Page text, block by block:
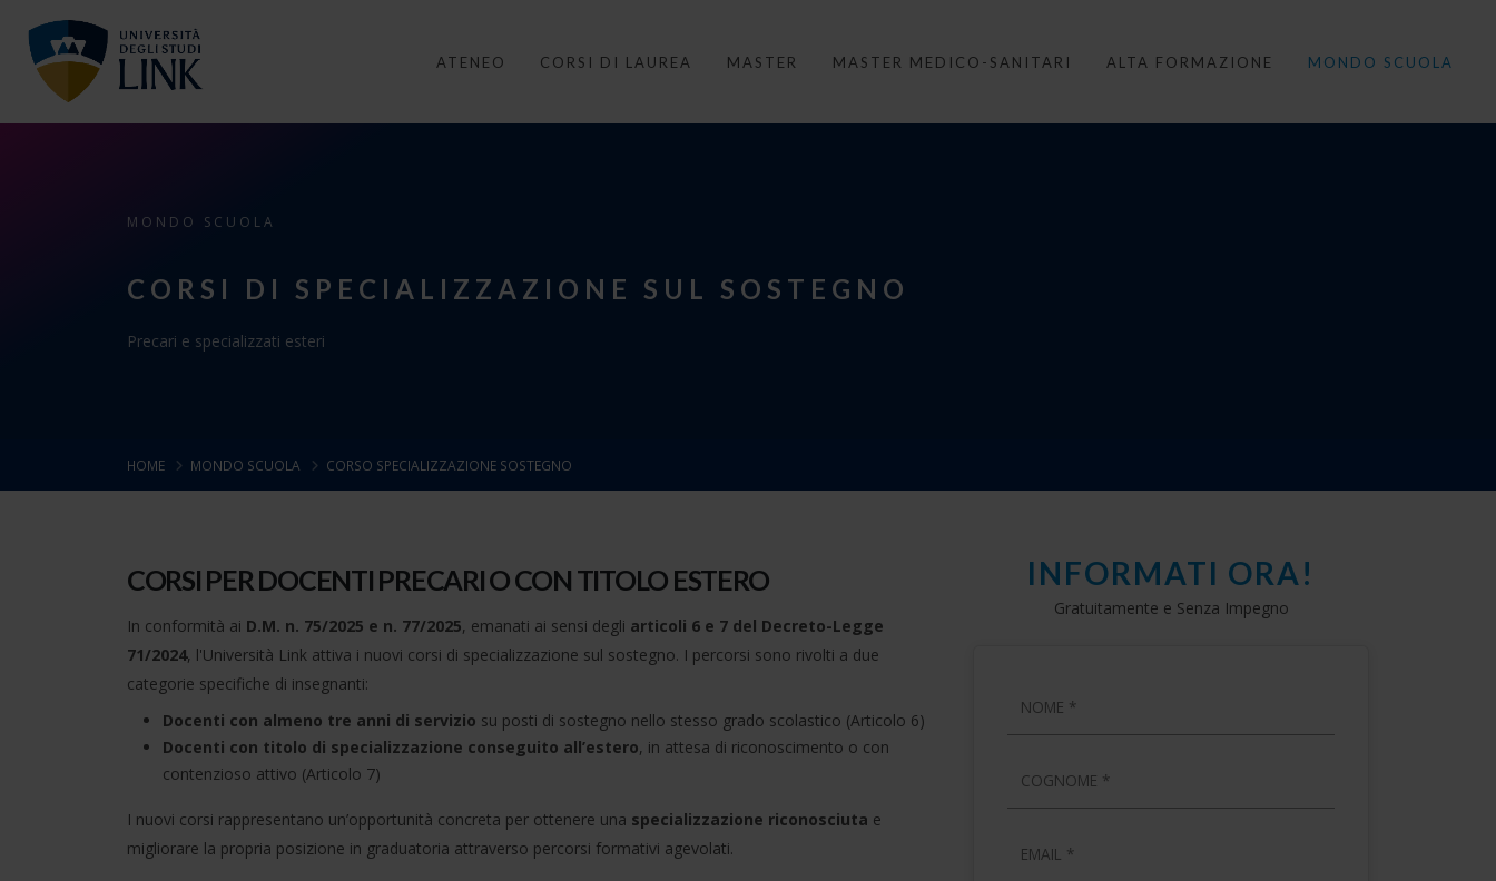
ATENEO CORSI DI LAUREA MASTER MASTER MEDICO-SANITARI ALTA FORMAZIONE MONDO SCUOLA
MONDO SCUOLA
CORSI DI SPECIALIZZAZIONE SUL SOSTEGNO
Precari e specializzati esteri
HOME MONDO SCUOLA CORSO SPECIALIZZAZIONE SOSTEGNO
CORSI PER DOCENTI PRECARI O CON TITOLO ESTERO
In conformità ai D.M. n. 75/2025 e n. 77/2025, emanati ai sensi degli articoli 6 e 7 del Decreto-Legge
71/2024, l'Università Link attiva i nuovi corsi di specializzazione sul sostegno. I percorsi sono rivolti a due
categorie specifiche di insegnanti:
Docenti con almeno tre anni di servizio su posti di sostegno nello stesso grado scolastico (Articolo 6)
Docenti con titolo di specializzazione conseguito all’estero, in attesa di riconoscimento o con
contenzioso attivo (Articolo 7)
I nuovi corsi rappresentano un’opportunità concreta per ottenere una specializzazione riconosciuta e
migliorare la propria posizione in graduatoria attraverso percorsi formativi agevolati.
INFORMATI ORA!
Gratuitamente e Senza Impegno
NOME
COGNOME
EMAIL